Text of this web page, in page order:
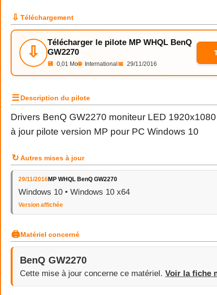
⇩ Téléchargement
⇩
Télécharger le pilote MP WHQL BenQ
GW2270
💾 0,01 Mo🌐 International 📅 29/11/2016
☰Description du pilote
Drivers BenQ GW2270 moniteur LED
à jour pilote version MP pour PC Windows 10
↻ Autres mises à jour
29/11/2016MP WHQL BenQ GW2270
Windows 10 • Windows 10 x64
Version affichée
🖨Matériel concerné
BenQ GW2270
Cette mise à jour concerne ce matériel. Voir la fiche